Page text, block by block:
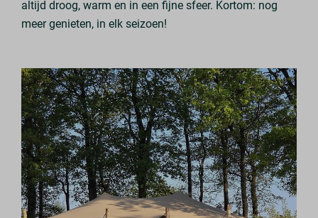
altijd droog, warm en in een fijne sfeer. Kortom: nog
meer genieten, in elk seizoen!